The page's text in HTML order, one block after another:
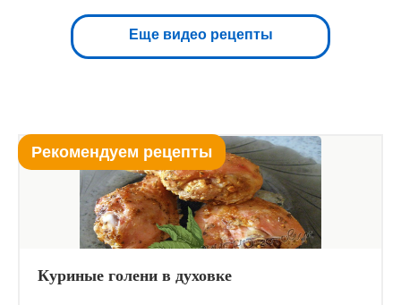
Еще видео рецепты
Рекомендуем рецепты
Куриные голени в духовке